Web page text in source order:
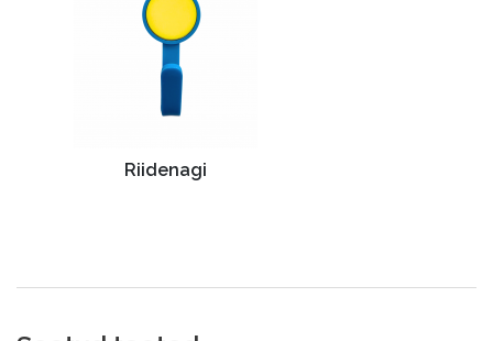
Kapp uste ja pingi ning jalatsiriiuliga. Uste taga on
igas boksis riiul ja 2 konksu. Uste kohal ja all on
Riidenagi